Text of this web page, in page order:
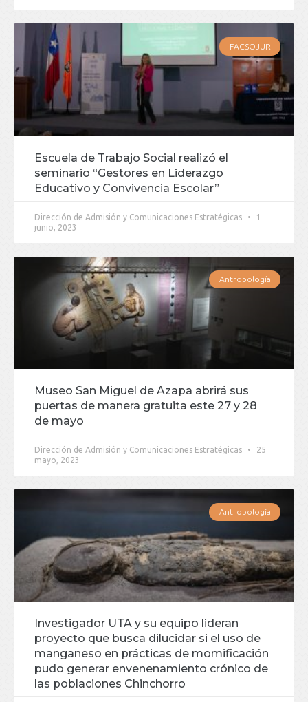
FACSOJUR
Escuela de Trabajo Social realizó el
seminario “Gestores en Liderazgo
Educativo y Convivencia Escolar”
Dirección de Admisión y Comunicaciones Estratégicas
1
junio, 2023
Antropología
Museo San Miguel de Azapa abrirá sus
puertas de manera gratuita este 27 y 28
de mayo
Dirección de Admisión y Comunicaciones Estratégicas
25
mayo, 2023
Antropología
Investigador UTA y su equipo lideran
proyecto que busca dilucidar si el uso de
manganeso en prácticas de momificación
pudo generar envenenamiento crónico de
las poblaciones Chinchorro